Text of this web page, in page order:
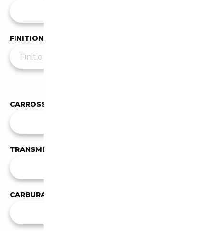
FINITION
CARROSSERIE
TRANSMISSION
CARBURANT